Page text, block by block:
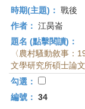
時期(主題)： 戰後
作者： 江昺崙
題名 (點擊閱讀)：
〈農村騷動敘事：
文學研究所碩士論文
勾選：
編號： 34